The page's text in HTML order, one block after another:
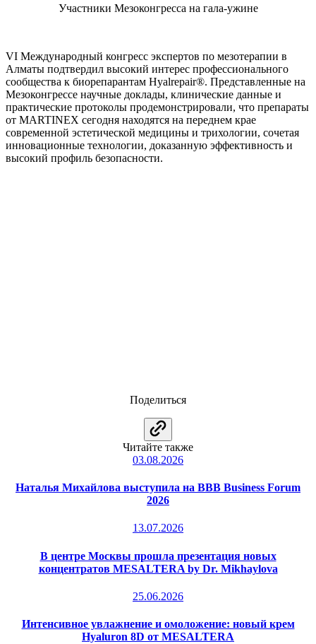
Участники Мезоконгресса на гала-ужине
VI Международный конгресс экспертов по мезотерапии в
Алматы подтвердил высокий интерес профессионального
сообщества к биорепарантам Hyalrepair®. Представленные на
Мезоконгрессе научные доклады, клинические данные и
практические протоколы продемонстрировали, что препараты
от MARTINEX сегодня находятся на переднем крае
современной эстетической медицины и трихологии, сочетая
инновационные технологии, доказанную эффективность и
высокий профиль безопасности.
Поделиться
Читайте также
03.08.2026
Наталья Михайлова выступила на BBB Business Forum
2026
13.07.2026
В центре Москвы прошла презентация новых
концентратов MESALTERA by Dr. Mikhaylova
25.06.2026
Интенсивное увлажнение и омоложение: новый крем
Hyaluron 8D от MESALTERA